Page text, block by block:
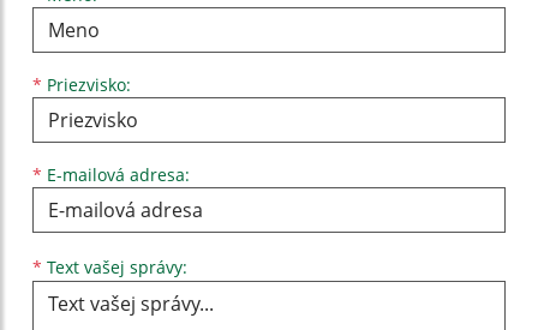
* Priezvisko:
* E-mailová adresa:
* Text vašej správy: